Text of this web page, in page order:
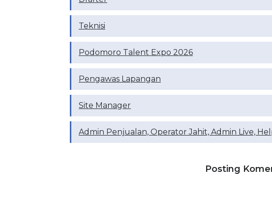
Teknisi
Podomoro Talent Expo 2026
Pengawas Lapangan
Site Manager
Admin Penjualan, Operator Jahit, Admin Live,
Posting